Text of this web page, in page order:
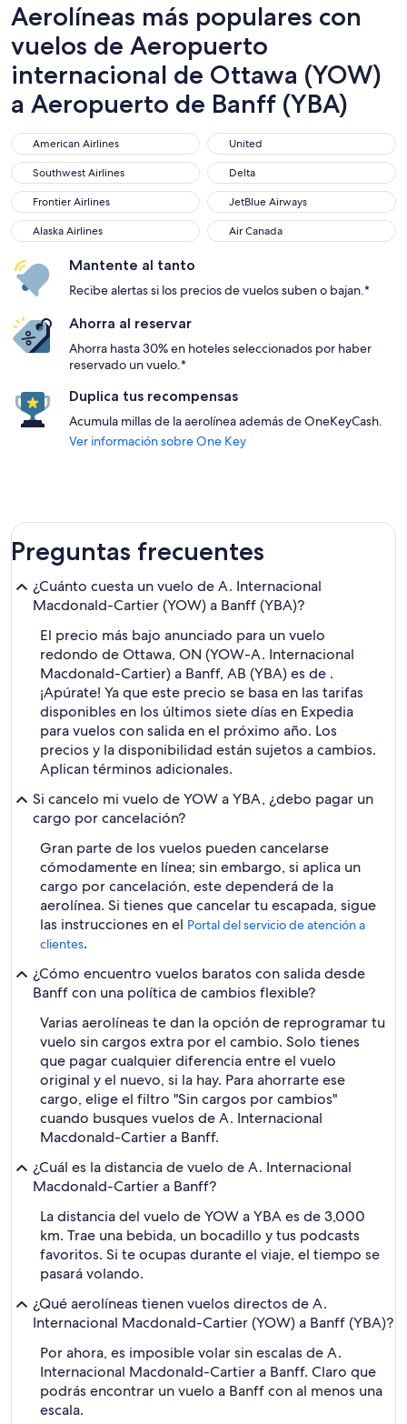
Aerolíneas más populares con
vuelos de Aeropuerto
internacional de Ottawa (YOW)
a Aeropuerto de Banff (YBA)
American Airlines
American Airlines United
United
Southwest Airlines
Southwest Airlines Delta
Delta
Frontier Airlines
Frontier Airlines JetBlue Airways
JetBlue Airways
Alaska Airlines
Alaska Airlines Air Canada
Air Canada
Mantente al tanto
Recibe alertas si los precios de vuelos suben o bajan.*
Ahorra al reservar
Ahorra hasta 30% en hoteles seleccionados por haber
reservado un vuelo.*
Duplica tus recompensas
Acumula millas de la aerolínea además de OneKeyCash.
Ver información sobre One Key
Preguntas frecuentes
¿Cuánto cuesta un vuelo de A. Internacional
Macdonald-Cartier (YOW) a Banff (YBA)?
El precio más bajo anunciado para un vuelo
redondo de Ottawa, ON (YOW-A. Internacional
Macdonald-Cartier) a Banff, AB (YBA) es de .
¡Apúrate! Ya que este precio se basa en las tarifas
disponibles en los últimos siete días en Expedia
para vuelos con salida en el próximo año. Los
precios y la disponibilidad están sujetos a cambios.
Aplican términos adicionales.
Si cancelo mi vuelo de YOW a YBA, ¿debo pagar un
cargo por cancelación?
Gran parte de los vuelos pueden cancelarse
cómodamente en línea; sin embargo, si aplica un
cargo por cancelación, este dependerá de la
aerolínea. Si tienes que cancelar tu escapada, sigue
las instrucciones en el Portal del servicio de atención a
clientes.
¿Cómo encuentro vuelos baratos con salida desde
Banff con una política de cambios flexible?
Varias aerolíneas te dan la opción de reprogramar tu
vuelo sin cargos extra por el cambio. Solo tienes
que pagar cualquier diferencia entre el vuelo
original y el nuevo, si la hay. Para ahorrarte ese
cargo, elige el filtro "Sin cargos por cambios"
cuando busques vuelos de A. Internacional
Macdonald-Cartier a Banff.
¿Cuál es la distancia de vuelo de A. Internacional
Macdonald-Cartier a Banff?
La distancia del vuelo de YOW a YBA es de 3,000
km. Trae una bebida, un bocadillo y tus podcasts
favoritos. Si te ocupas durante el viaje, el tiempo se
pasará volando.
¿Qué aerolíneas tienen vuelos directos de A.
Internacional Macdonald-Cartier (YOW) a Banff (YBA)?
Por ahora, es imposible volar sin escalas de A.
Internacional Macdonald-Cartier a Banff. Claro que
podrás encontrar un vuelo a Banff con al menos una
escala.